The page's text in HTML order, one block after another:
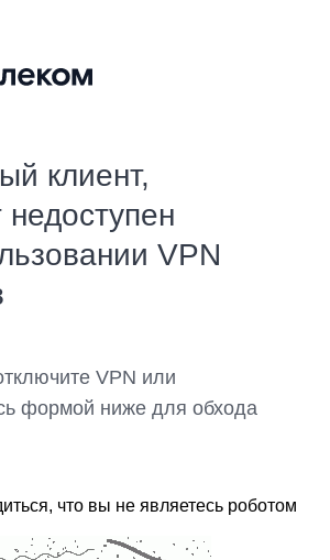
клиент,
VPN
VPN или
формой ниже для обхода
что вы не являетесь роботом